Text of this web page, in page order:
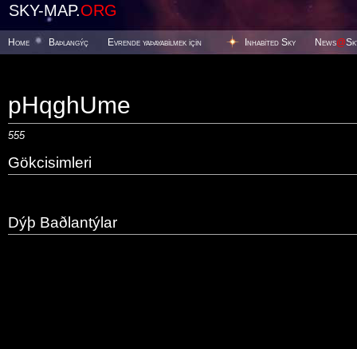
SKY-MAP.ORG
Home Baþlangýç Evrende yaþayabilmek için Inhabited Sky News@
pHqghUme
555
Gökcisimleri
Dýþ Baðlantýlar